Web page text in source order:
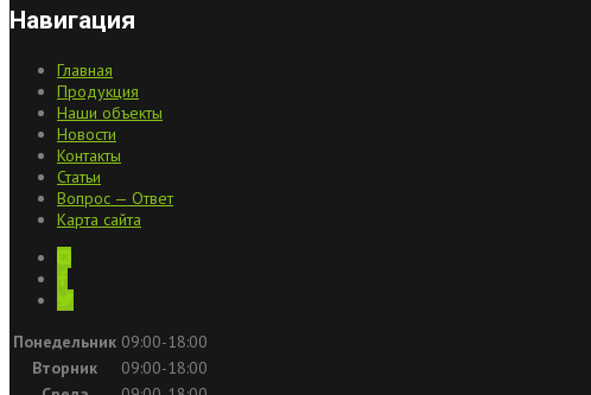
Навигация
Главная
Продукция
Наши объекты
Новости
Контакты
Статьи
Вопрос — Ответ
Карта сайта
Понедельник 09:00-18:00
Вторник
09:00-18:00